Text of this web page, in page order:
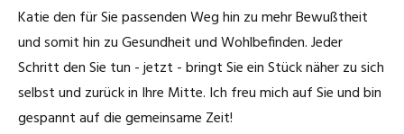
Katie den für Sie passenden Weg hin zu mehr Bewußtheit
und somit hin zu Gesundheit und Wohlbefinden. Jeder
Schritt den Sie tun - jetzt - bringt Sie ein Stück näher zu sich
selbst und zurück in Ihre Mitte. Ich freu mich auf Sie und bin
gespannt auf die gemeinsame Zeit!
August der Starke
Laufente läuft nicht mehr
Amputation
Phytolacca
Wie Aranea ixobola die Haare bei einem
kleinen Mädchen wieder wachsen läßt
Rosacea - homöopathisch deutlich